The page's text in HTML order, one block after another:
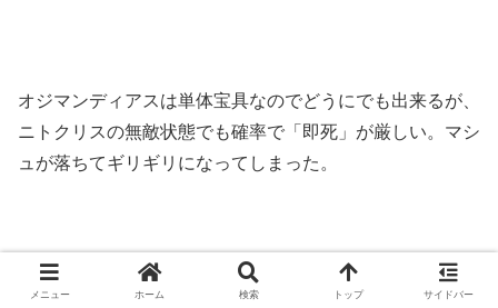
オジマンディアスは単体宝具なのでどうにでも出来るが、
ニトクリスの無敵状態でも確率で「即死」が厳しい。マシ
ュが落ちてギリギリになってしまった。
ここまで令呪も石コンも使ってないけど、何回全滅し
メニュー ホーム 検索 トップ サイドバー